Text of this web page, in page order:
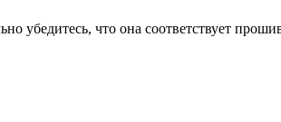
убедитесь, что она соответствует